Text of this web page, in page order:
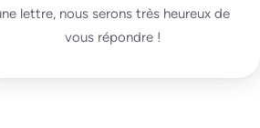
lettre, nous serons très heureux de
vous répondre !